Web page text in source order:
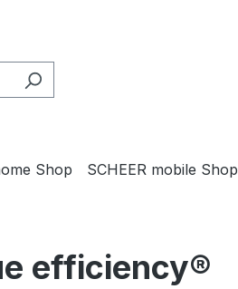
Shop SCHEER mobile Shop
efficiency®